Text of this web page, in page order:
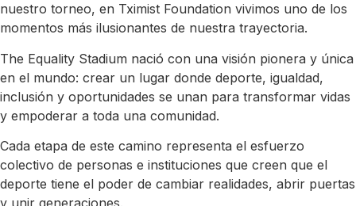
nuestro torneo, en Tximist Foundation vivimos uno de los
momentos más ilusionantes de nuestra trayectoria.
The Equality Stadium nació con una visión pionera y única
en el mundo: crear un lugar donde deporte, igualdad,
inclusión y oportunidades se unan para transformar vidas
y empoderar a toda una comunidad.
Cada etapa de este camino representa el esfuerzo
colectivo de personas e instituciones que creen que el
deporte tiene el poder de cambiar realidades, abrir puertas
y unir generaciones.